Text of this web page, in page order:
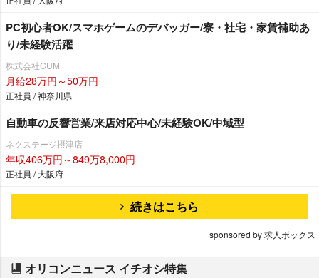
PC初心者OK/スマホゲームのデバッガー/寮・社宅・家賃補助あ
り/未経験活躍
株式会社GUM
月給28万円～50万円
正社員 / 神奈川県
自動車の反響営業/来店対応中心/未経験OK/中域型
ネクステージ摂津店
年収406万円～849万8,000円
正社員 / 大阪府
続きはこちら
sponsored by 求人ボックス
オリコンニュース イチオシ特集